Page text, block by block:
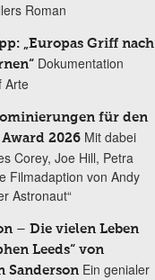
Roman
„Europas Griff nach
Dokumentation
Arte
für den
2026 Mit dabei
Corey, Joe Hill, Petra
Filmadaption von Andy
Astronaut“
– Die vielen Leben
Leeds“ von
Sanderson Ein genialer